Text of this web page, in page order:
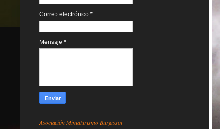
Correo electrónico *
Mensaje *
Asociación Miniaturismo Burjassot